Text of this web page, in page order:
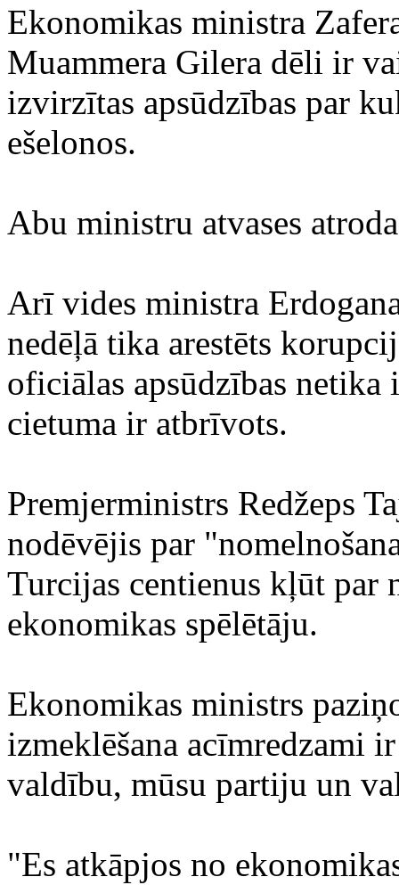
Ekonomikas ministra
Muammera Gilera dēli ir
izvirzītas apsūdzības par
ešelonos.
Abu ministru atvases
Arī vides ministra
nedēļā tika arestēts
oficiālas apsūdzības
cietuma ir atbrīvots.
Premjerministrs Redžeps
nodēvējis par
Turcijas centienus kļūt par
ekonomikas spēlētāju.
Ekonomikas ministrs
izmeklēšana acīmredzami
valdību, mūsu partiju un
"Es atkāpjos no